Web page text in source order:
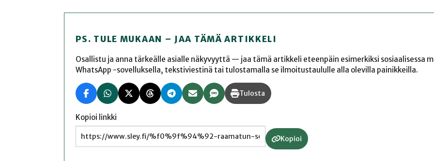
PS. TULE MUKAAN – JAA TÄMÄ ARTIKKELI
Osallistu ja anna tärkeälle asialle näkyvyyttä — jaa tämä artikkeli eteenpäin esimerkiksi sosiaalisessa
WhatsApp -sovelluksella, tekstiviestinä tai tulostamalla se ilmoitustaululle alla olevilla painikkeilla.
Tulosta
Kopioi linkki
Kopioi